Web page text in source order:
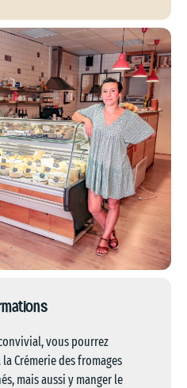
vous pourrez
Crémerie des fromages
mais aussi y manger le